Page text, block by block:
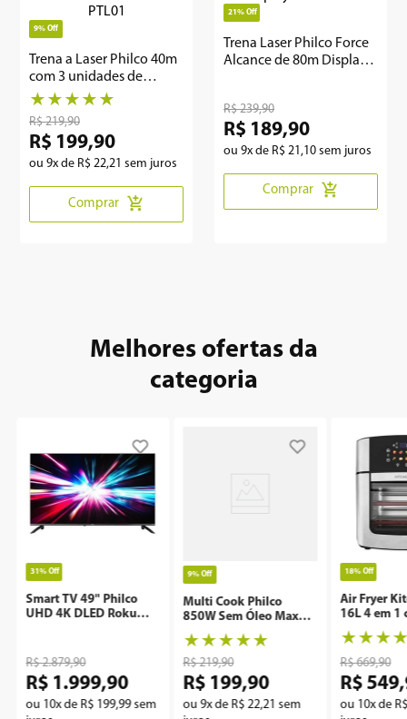
9% Off
Trena a Laser Philco 40m
com 3 unidades de
medida PTL01
★ ★ ★ ★ ★
R$ 219,90
R$ 199,90
ou 9x de R$ 22,21 sem juros
Comprar
21% Off
Trena Laser Philco Force
Alcance de 80m Display
R$ 239,90
R$ 189,90
ou 9x de R$ 21 ,10 sem juros
Comprar
Melhores ofertas da
categoria
31% Off
Smart TV 49" Philco
UHD 4K DLED Roku
R$ 2.879,90
R$ 1.999,90
ou 10x de R$ 199,99sem
9% Off
Multi Cook Philco
850W Sem Óleo Maxx
Clean
★★★★★
R$ 219,90
R$ 199,90
ou9x de R$ 22,21 sem
18% Off
Air Fryer
16L 4 em 1
Rotisserie
★★★
R$ 669,90
R$ 549,
ou 10x de
12000
geladeira
inverter